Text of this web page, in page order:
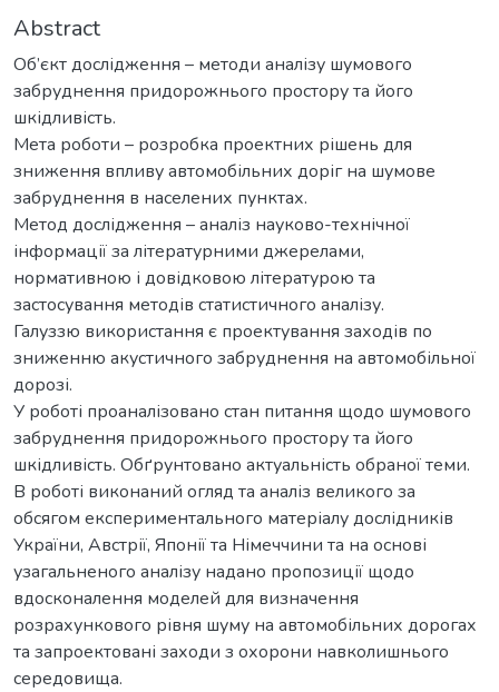
Abstract
Об’єкт дослідження – методи аналізу шумового
забруднення придорожнього простору та його
шкідливість.
Мета роботи – розробка проектних рішень для
зниження впливу автомобільних доріг на шумове
забруднення в населених пунктах.
Метод дослідження – аналіз науково-технічної
інформації за літературними джерелами,
нормативною і довідковою літературою та
застосування методів статистичного аналізу.
Галуззю використання є проектування заходів по
зниженню акустичного забруднення на автомобільної
дорозі.
У роботі проаналізовано стан питання щодо шумового
забруднення придорожнього простору та його
шкідливість. Обґрунтовано актуальність обраної теми.
В роботі виконаний огляд та аналіз великого за
обсягом експериментального матеріалу дослідників
України, Австрії, Японії та Німеччини та на основі
узагальненого аналізу надано пропозиції щодо
вдосконалення моделей для визначення
розрахункового рівня шуму на автомобільних дорогах
та запроектовані заходи з охорони навколишнього
середовища.